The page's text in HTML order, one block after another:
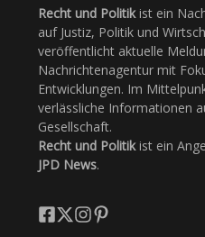
Recht und Politikist ein
auf Justiz, Politik und
veröffentlicht aktuelle
Nachrichtenagentur mit
Entwicklungen. Im
verlässliche Informationen
Gesellschaft.
Recht und Politikist ein
JPD News.